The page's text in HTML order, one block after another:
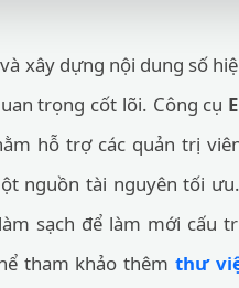
xây dựng nội dung số
trọng cốt lõi. Công cụ
hỗ trợ các quản trị
nguồn tài nguyên tối
sạch để làm mới cấu
tham khảo thêm thư